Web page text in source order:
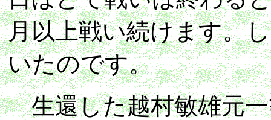
月以上戦い続けます。
いたのです。
生還した越村敏雄元一